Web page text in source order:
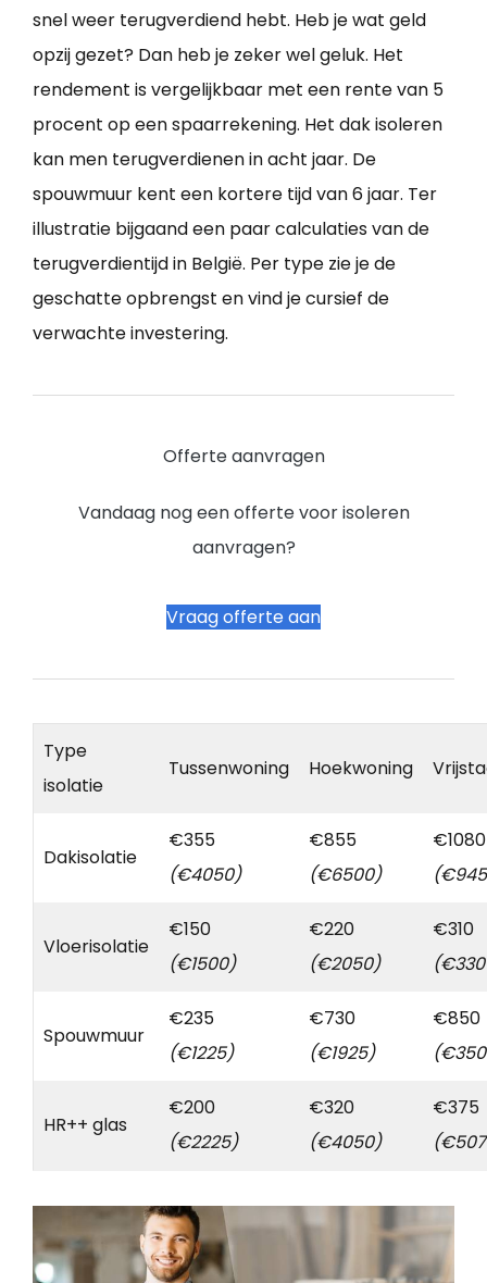
snel weer terugverdiend hebt. Heb je wat geld
opzij gezet? Dan heb je zeker wel geluk. Het
rendement is vergelijkbaar met een rente van 5
procent op een spaarrekening. Het dak isoleren
kan men terugverdienen in acht jaar. De
spouwmuur kent een kortere tijd van 6 jaar. Ter
illustratie bijgaand een paar calculaties van de
terugverdientijd in België. Per type zie je de
geschatte opbrengst en vind je cursief de
verwachte investering.
Offerte aanvragen
Vandaag nog een offerte voor isoleren
aanvragen?
Vraag offerte aan
Type
isolatie
Tussenwoning Hoekwoning
Dakisolatie
€355
(€4050)
€855
(€6500)
€1080
Vloerisolatie
€150
(€1500)
€220
(€2050)
€310
Spouwmuur
€235
(€1225)
€730
(€1925)
€850
HR++ glas
€200
(€2225)
€320
(€4050)
€375